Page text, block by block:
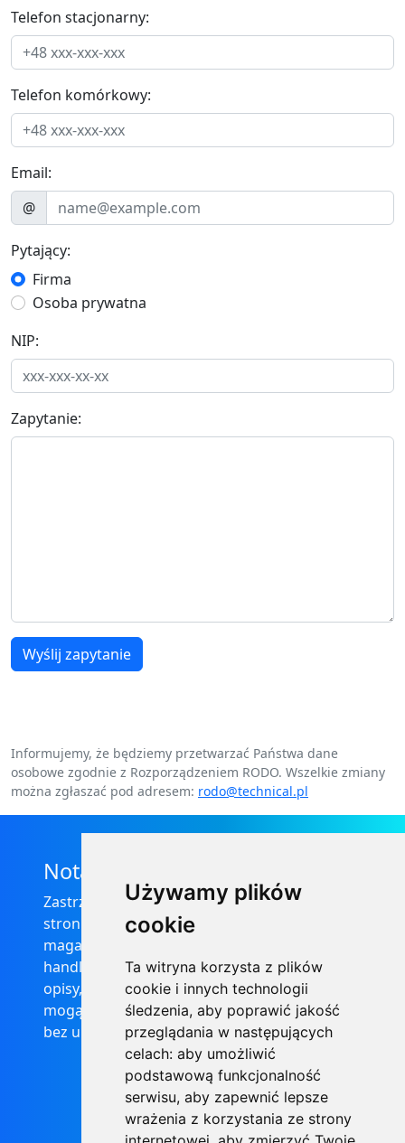
Używamy plików
cookie
Ta witryna korzysta z plików
cookie i innych technologii
śledzenia, aby poprawić jakość
przeglądania w następujących
celach: aby umożliwić
podstawową funkcjonalność
serwisu, aby zapewnić lepsze
wrażenia z korzystania ze strony
Telefon stacjonarny:
Telefon komórkowy:
Email:
@
Pytający:
Firma
Osoba prywatna
NIP:
Zapytanie:
Wyślij zapytanie
Informujemy, że będziemy przetwarzać Państwa dane
osobowe zgodnie z Rozporządzeniem RODO. Wszelkie zmiany
można zgłaszać pod adresem: rodo@technical.pl
Nota prawna
Zastrzega się, że informacje zamieszczone na
stronie internetowej https://informator-
magazynowy.technical.pl/ nie stanowią oferty
handlowej w rozumieniu prawa, ponadto
opisy, dane techniczne i pozostałe informacje
mogą ulec zmianie bez podania przyczyny i
bez uprzedzenia.